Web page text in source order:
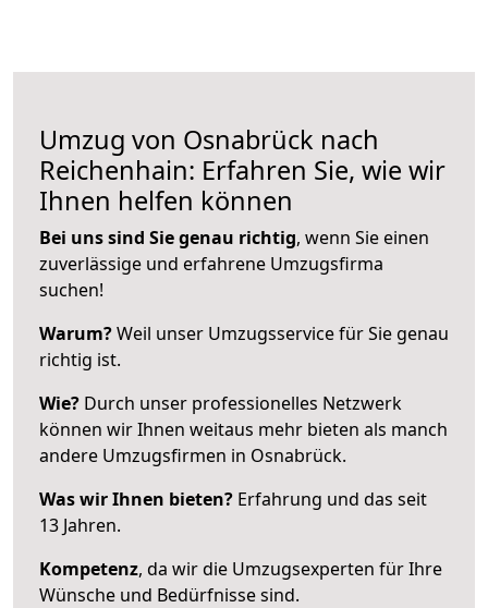
Umzug von Osnabrück nach
Reichenhain: Erfahren Sie, wie wir
Ihnen helfen können
Bei uns sind Sie genau richtig, wenn Sie einen
zuverlässige und erfahrene Umzugsfirma
suchen!
Warum?Weil unser Umzugsservice für Sie genau
richtig ist.
Wie? Durch unser professionelles Netzwerk
können wir Ihnen weitaus mehr bieten als manch
andere Umzugsfirmen in Osnabrück.
Was wir Ihnen bieten? Erfahrung und das seit
13 Jahren.
Kompetenz, da wir die Umzugsexperten für Ihre
Wünsche und Bedürfnisse sind.